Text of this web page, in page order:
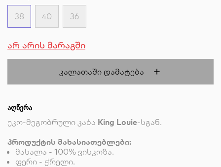
38 40 36
არ არის მარაგში
Კალათაში Დამატება
ᲐᲦᲬᲔᲠᲐ
ეკო-მეგობრული კაბა King Louie-სგან.
პროდუქტის მახასიათებლები:
მასალა - 100% ვისკოზა.
ფერი - ჭრელი.